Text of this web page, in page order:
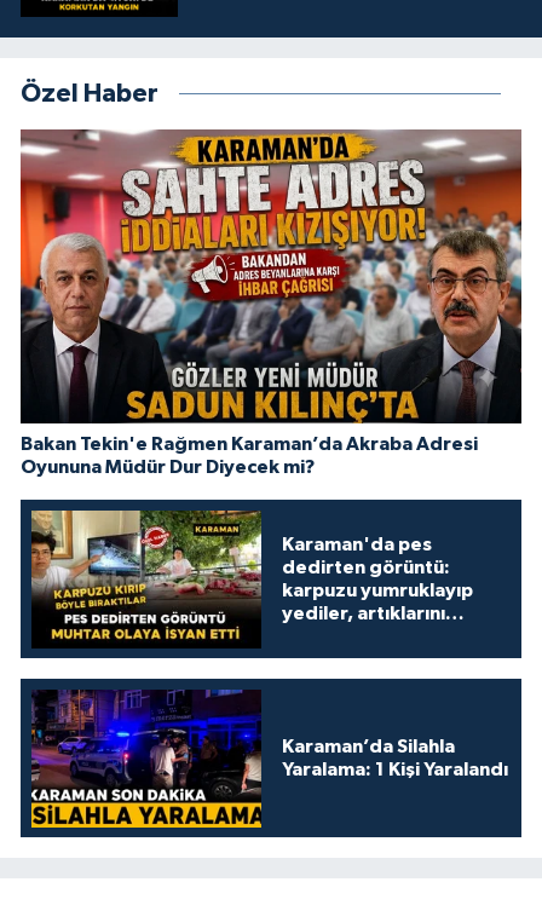
Özel Haber
Bakan Tekin'e Rağmen Karaman’da Akraba Adresi
Oyununa Müdür Dur Diyecek mi?
Karaman'da pes
dedirten görüntü:
karpuzu yumruklayıp
yediler, artıklarını
Karaman’da Silahla
Yaralama: 1 Kişi Yaralandı